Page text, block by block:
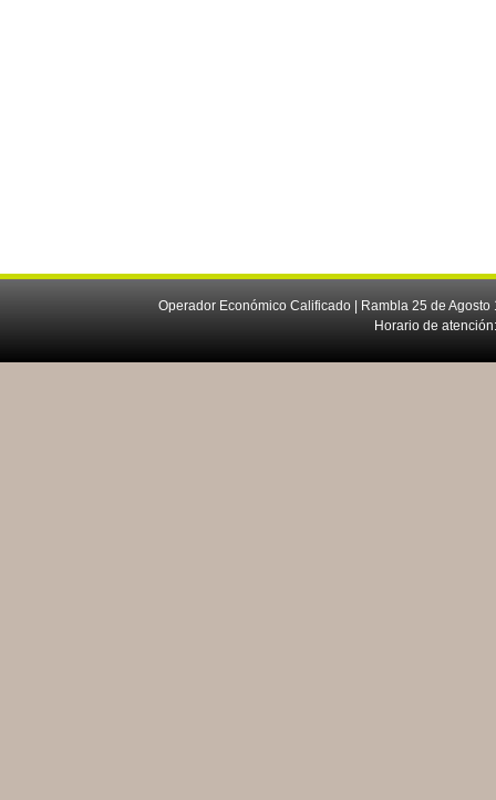
Operador Económico Calificado | Rambla 25 de
Horario de